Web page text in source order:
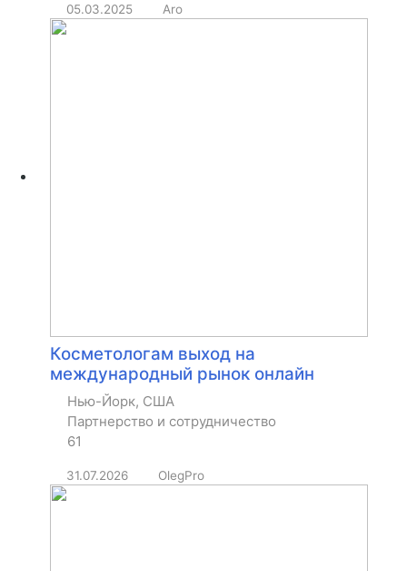
05.03.2025 Aro
Косметологам выход на
международный рынок онлайн
Нью-Йорк, США
Партнерство и сотрудничество
61
31.07.2026 OlegPro